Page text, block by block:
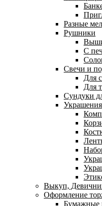
Разные
Рушники
С
Свечи и
Для
Для
Сундуки
Выкуп,
Оформление
Бумажные